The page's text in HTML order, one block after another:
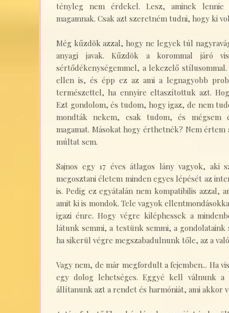
tényleg nem érdekel. Lesz, aminek
magamnak. Csak azt szeretném tudni, hogy ki
Még kűzdök azzal, hogy ne legyek túl
anyagi javak. Kűzdök a korommal járó
sértődékenységemmel, a lekezelő
ellen is, és épp ez az ami a legnagyobb
természettel, ha ennyire eltaszítottuk azt.
Ezt gondolom, és tudom, hogy igaz, de nem
mondták nekem, csak tudom, és mégsem
magamat. Másokat hogy érthetnék? Nem
múltat sem.
Sajnos egy 17 éves átlagos lány vagyok, aki
megosztani életem minden egyes lépését az
is. Pedig ez egyátalán nem kompatibilis azzal,
amit ki is mondok. Tele vagyok
igazi énre. Hogy végre kiléphessek a
látunk semmi, a testünk semmi, a gondolataink
ha sikerül végre megszabadulnunk tőle, az a
Vagy nem, de már megfordult a fejemben... Ha
egy dolog lehetséges. Eggyé kell válnunk
állítanunk azt a rendet és harmóniát, ami